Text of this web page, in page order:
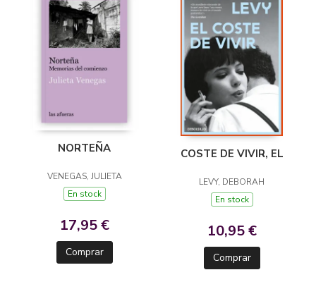
NORTEÑA
VENEGAS, JULIETA
En stock
17,95 €
Comprar
COSTE DE VIVIR, EL
LEVY, DEBORAH
En stock
10,95 €
Comprar